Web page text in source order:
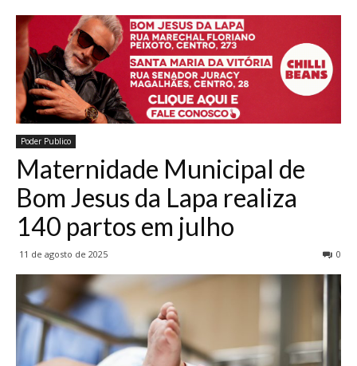
Poder Publico
Maternidade Municipal de
Bom Jesus da Lapa realiza
140 partos em julho
11 de agosto de 2025 0